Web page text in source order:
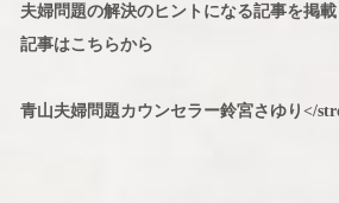
夫婦問題の解決のヒントになる記事を掲載
記事はこちらから
青山夫婦問題カウンセラー鈴宮さゆり</